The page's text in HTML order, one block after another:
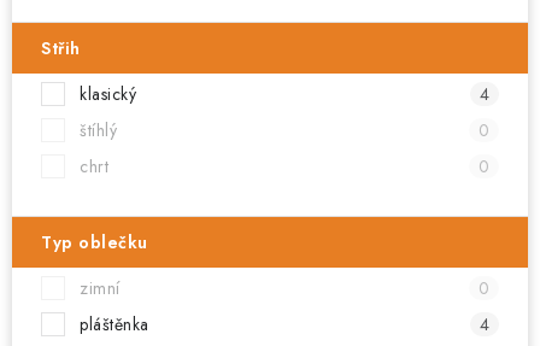
Střih
klasický
4
štíhlý
0
chrt
0
Typ oblečku
zimní
0
pláštěnka
4